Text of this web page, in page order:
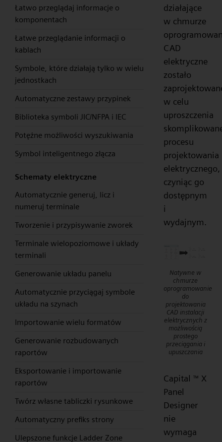
Łatwo przeglądaj informacje o
komponentach
Łatwe przeglądanie informacji o
kablach
Symbole, które działają tylko w wielu
jednostkach
Automatyczne zestawy przypinek
Biblioteka symboli JIC/NFPA i IEC
Potężne możliwości wyszukiwania
Symbol inteligentnego złącza
Schematy elektryczne
Automatycznie generuj, licz i
numeruj terminale
Tworzenie i przypisywanie zworek
Terminale wielopoziomowe i układy
terminali
Generowanie układu panelu
Automatycznie przyciągaj symbole
układu na szynach
Importowanie wielu formatów
Generowanie rozbudowanych
raportów
Eksportowanie i importowanie
raportów
Twórz własne tabliczki rysunkowe
Automatyczny prefiks strony
Ulepszone funkcje Ladder Zone
działające
w chmurze
CAD
elektryczne
zostało
w celu
uproszczenia
procesu
projektowania
elektrycznego,
czyniąc go
dostępnym
i
wydajnym.
Natywne w
chmurze
oprogramowanie
do
projektowania
CAD instalacji
elektrycznych z
możliwością
prostego
przeciągania i
upuszczania
Capital ™ X
Panel
Designer
nie
wymaga